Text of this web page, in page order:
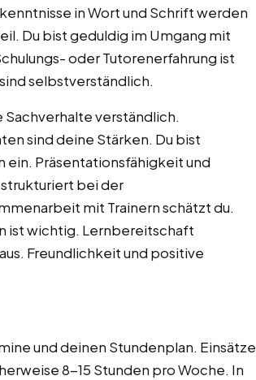
in Wort und Schrift werden
Du bist geduldig im Umgang mit
oder Tutorenerfahrung ist
selbstverständlich.
verständlich.
sind deine Stärken. Du bist
Präsentationsfähigkeit und
bei der
mit Trainern schätzt du.
ist wichtig. Lernbereitschaft
Freundlichkeit und positive
und deinen Stundenplan. Einsätze
8-15 Stunden pro Woche. In